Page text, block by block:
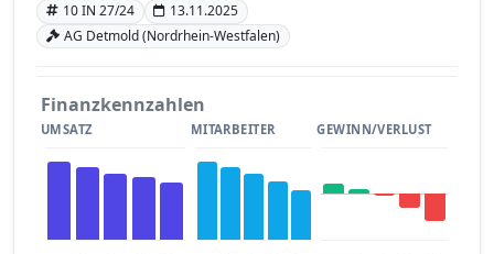
10 IN 27/24
13.11.2025
AG Detmold (Nordrhein-Westfalen)
Finanzkennzahlen
UMSATZ MITARBEITER GEWINN/VERLUST